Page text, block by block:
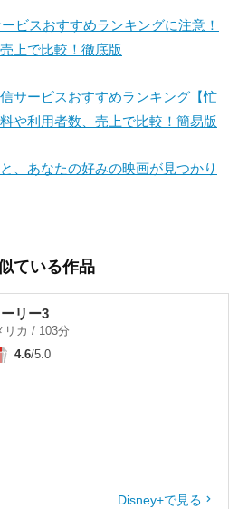
ビスおすすめランキングに注意！
上で比較！徹底版
サービスおすすめランキング【忙
や利用者数、売上で比較！簡易版
、あなたの好みの映画が見つかり
ている作品
リー3
リカ / 103分
4.6/5.0
Disney+で見る